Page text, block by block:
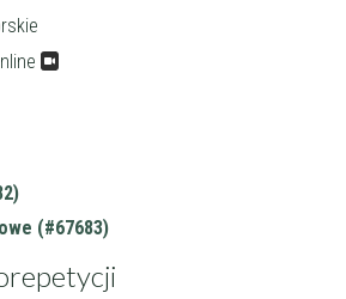
(#67683)